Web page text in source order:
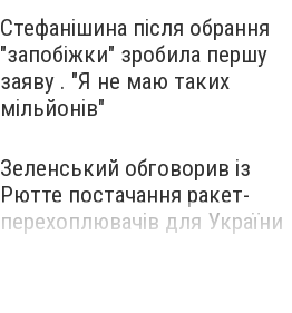
Стефанішина після обрання
"запобіжки" зробила першу
заяву . "Я не маю таких
мільйонів"
Зеленський обговорив із
Рютте постачання ракет-
перехоплювачів для України